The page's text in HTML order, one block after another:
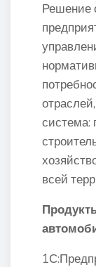
Решение
система:
всей